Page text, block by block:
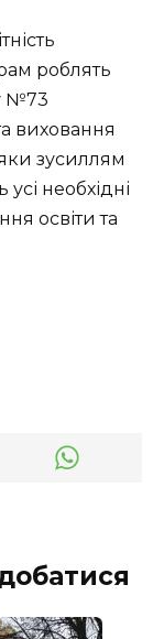
роблять
№73
виховання
зусиллям
необхідні
освіти та